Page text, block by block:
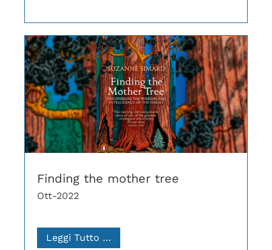
Finding the mother tree
Ott-2022
Leggi Tutto …